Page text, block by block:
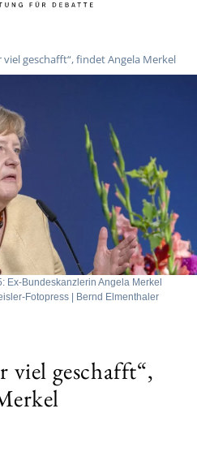
geschafft“, findet Angela Merkel
Ex-Bundeskanzlerin Angela Merkel
Fotopress | Bernd Elmenthaler
viel geschafft“,